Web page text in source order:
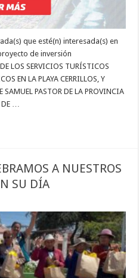
que esté(n) interesada(s) en
de inversión
LOS SERVICIOS TURÍSTICOS
EN LA PLAYA CERRILLOS, Y
SAMUEL PASTOR DE LA PROVINCIA
…
A NUESTROS
SU DÍA